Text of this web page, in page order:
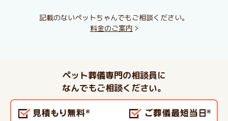
記載のないペットちゃんでもご相談ください。
料金のご案内
ペット葬儀専門の相談員に
なんでもご相談ください。